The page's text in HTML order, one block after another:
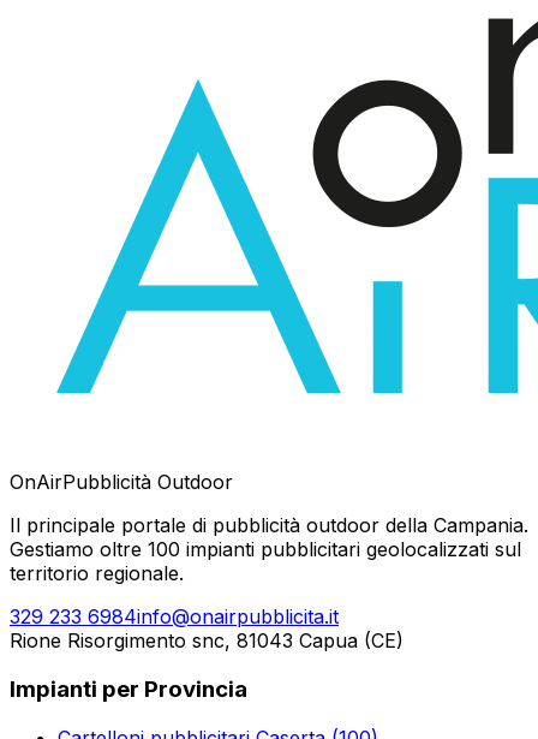
OnAirPubblicità Outdoor
Il principale portale di pubblicità outdoor della Campania.
Gestiamo oltre 100 impianti pubblicitari geolocalizzati sul
territorio regionale.
329 233 6984info@onairpubblicita.it
Rione Risorgimento snc, 81043 Capua (CE)
Impianti per Provincia